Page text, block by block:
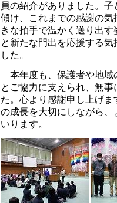
絡
2020年4月17日
送迎時におけ
ついての連絡
2020年4月 8日
新型コロナウ
連絡
2020年3月10日
員の紹介がありました。
傾け、これまでの感謝の
きな拍手で温かく送り出
と新たな門出を応援する
した。
本年度も、保護者や地域
とご協力に支えられ、無
た。心より感謝申し上げ
の成長を大切にしながら
いります。